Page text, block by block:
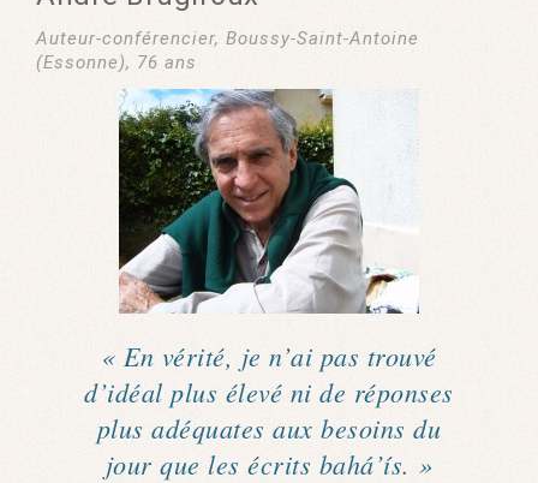
Auteur-conférencier, Boussy-Saint-Antoine
(Essonne), 76 ans
« En vérité, je n’ai pas trouvé
d’idéal plus élevé ni de réponses
plus adéquates aux besoins du
jour que les écrits bahá’ís. »